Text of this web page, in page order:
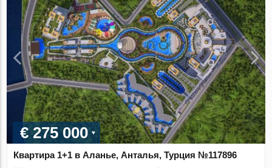
€ 275 000
Квартира 1+1 в Аланье, Анталья, Турция №117896